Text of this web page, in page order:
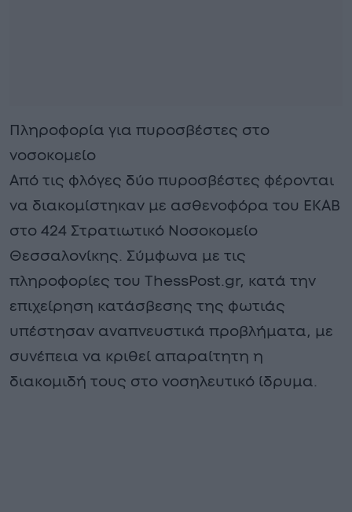
Πληροφορία για πυροσβέστες στο
νοσοκομείο
Από τις φλόγες δύο πυροσβέστες φέρονται
να διακομίστηκαν με ασθενοφόρα του ΕΚΑΒ
στο 424 Στρατιωτικό Νοσοκομείο
Θεσσαλονίκης. Σύμφωνα με τις
πληροφορίες του ThessPost.gr, κατά την
επιχείρηση κατάσβεσης της φωτιάς
υπέστησαν αναπνευστικά προβλήματα, με
συνέπεια να κριθεί απαραίτητη η
διακομιδή τους στο νοσηλευτικό ίδρυμα.